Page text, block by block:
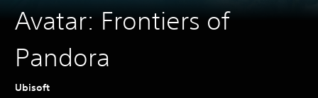
Avatar: Frontiers of
Pandora
Ubisoft